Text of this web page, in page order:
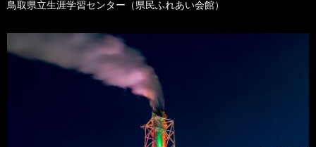
鳥取県立生涯学習センター（県民ふれあい会館）